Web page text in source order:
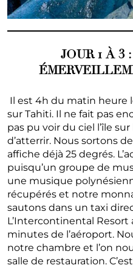
JOUR 1 À 3
Il est 4h du matin heure
sur Tahiti. Il ne fait pas
pas pu voir du ciel l’île
d’atterrir. Nous sortons
affiche déjà 25 degrés.
puisqu’un groupe de
une musique
récupérés et notre
sautons dans un taxi
L’Intercontinental Resort
minutes de l’aéroport.
notre chambre et l’on
salle de restauration.